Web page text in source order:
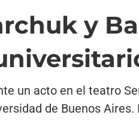
y
un acto en el teatro
de Buenos